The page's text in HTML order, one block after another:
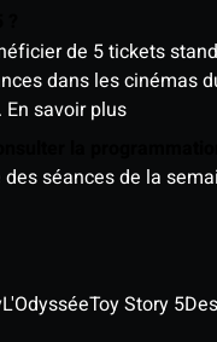
de 5 tickets
dans les cinémas
En savoir plus
séances de la
L'OdysséeToy Story 5